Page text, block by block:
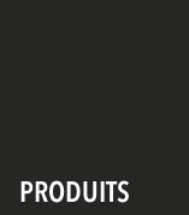
PRODUITS